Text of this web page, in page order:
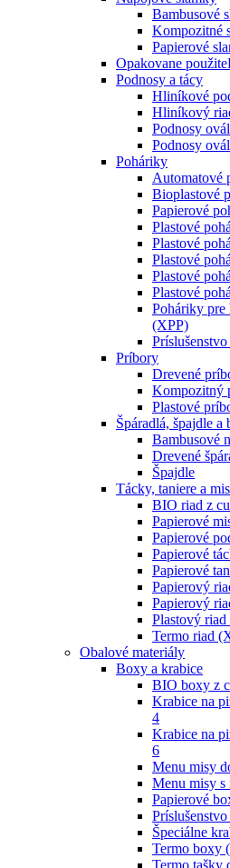
Bambusové
Kompozitné
Papierové
Opakovane
Podnosy a tácy
Hliníkové
Hliníkový
Podnosy
Podnosy
Poháriky
Automatové
Bioplastové
Papierové
Plastové
Plastové
Plastové
Plastové
Plastové
Poháriky pre
(XPP)
Príbory
Drevené
Kompozitný
Plastové
Špáradlá, špajdle a
Bambusové
Drevené
Špajdle
Tácky, taniere a
BIO riad z
Papierové
Papierové
Papierové
Papierové
Papierový
Papierový
Plastový
Termo riad
Obalové materiály
Boxy a krabice
BIO boxy z
Krabice na
4
Krabice na
6
Menu misy
Menu misy s
Papierové
Špeciálne
Termo boxy
Termo tašky